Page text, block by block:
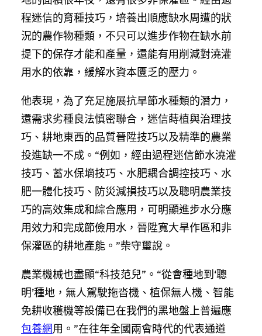
程迷信的育種技巧，培養出順應缺水周遭的狀
況的農作物種類，不只可以進步作物在缺水前
提下的保存才能和產量，還能有用削減對澆灌
用水的依靠，緩解水資本匱乏的壓力。
他表現，為了充足施展抗旱節水種類的潛力，
還需求劣種良法慎密聯合，迷信蒔植與治理技
巧、耕地東西的品質晉陞技巧以及精準的農業
投進缺一不成。“例如，經由過程迷信節水澆灌
技巧、蓄水保墑技巧、水肥耦合調控技巧、水
肥一體化技巧、防災減損技巧以及聰明農業技
巧的高效集成和綜合應用，可明顯進步水分應
用效力和完成節儉用水，晉陞寬大旱作區和非
保灌區的耕地產能。”柴守璽說。
農業機械也盡顯“科技范兒”。“從會種地到‘聰
明’種地，無人駕駛拖沓機、植保無人機、智能
免耕收穫機等設備已在我們的黑地盤上普遍應
包養網用。”在往年全國兩會時代的代表通道